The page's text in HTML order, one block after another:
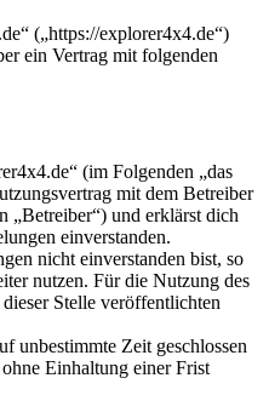
(„https://explorer4x4.de“)
ein Vertrag mit folgenden
(im Folgenden „das
mit dem Betreiber
„Betreiber“) und erklärst dich
einverstanden.
nicht einverstanden bist, so
nutzen. Für die Nutzung des
Stelle veröffentlichten
unbestimmte Zeit geschlossen
Einhaltung einer Frist